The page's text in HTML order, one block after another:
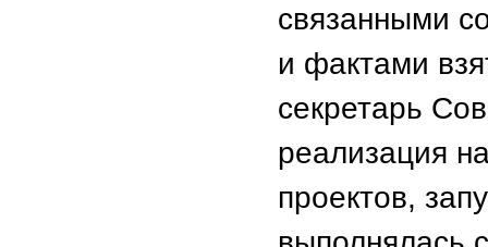
связанными
и фактами
секретарь
реализация
проектов,